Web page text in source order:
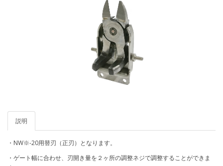
説明
・NW※-20用替刃（正刃）となります。
・ゲート幅に合わせ、刃開き量を２ヶ所の調整ネジで調整することができま